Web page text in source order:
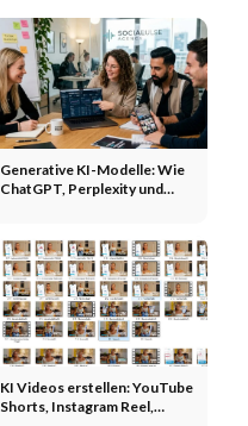
Generative KI-Modelle: Wie
ChatGPT, Perplexity und
KI Videos erstellen: YouTube
Shorts, Instagram Reel,